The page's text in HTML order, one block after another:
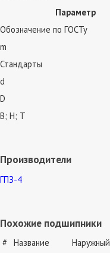
Параметр
Обозначение по ГОСТу
m
Стандарты
d
D
В; Н; Т
Производители
ГПЗ-4
Похожие подшипники
# Название
Наружный